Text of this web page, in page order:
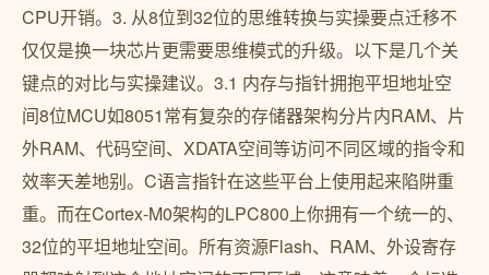
CPU开销。3. 从8位到32位的思维转换与实操要点迁移不
仅仅是换一块芯片更需要思维模式的升级。以下是几个关
键点的对比与实操建议。3.1 内存与指针拥抱平坦地址空
间8位MCU如8051常有复杂的存储器架构分片内RAM、片
外RAM、代码空间、XDATA空间等访问不同区域的指令和
效率天差地别。C语言指针在这些平台上使用起来陷阱重
重。而在Cortex-M0架构的LPC800上你拥有一个统一的、
32位的平坦地址空间。所有资源Flash、RAM、外设寄存